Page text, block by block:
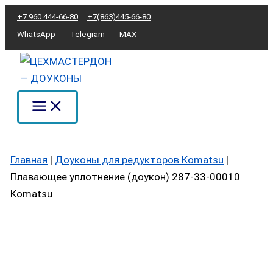
Перейти
содержимому
+7 960 444-66-80
+7(863)445-66-80
WhatsApp
Telegram MAX
Главная | Доуконы для редукторов Komatsu |
Плавающее уплотнение (доукон) 287-33-00010
Komatsu
Количество
Плавающее
уплотнение
(доукон)
287-
33-
00010